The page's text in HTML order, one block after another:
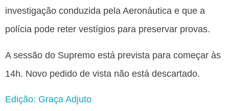
investigação conduzida pela Aeronáutica e que a
polícia pode reter vestígios para preservar provas.
A sessão do Supremo está prevista para começar às
14h. Novo pedido de vista não está descartado.
Edição: Graça Adjuto